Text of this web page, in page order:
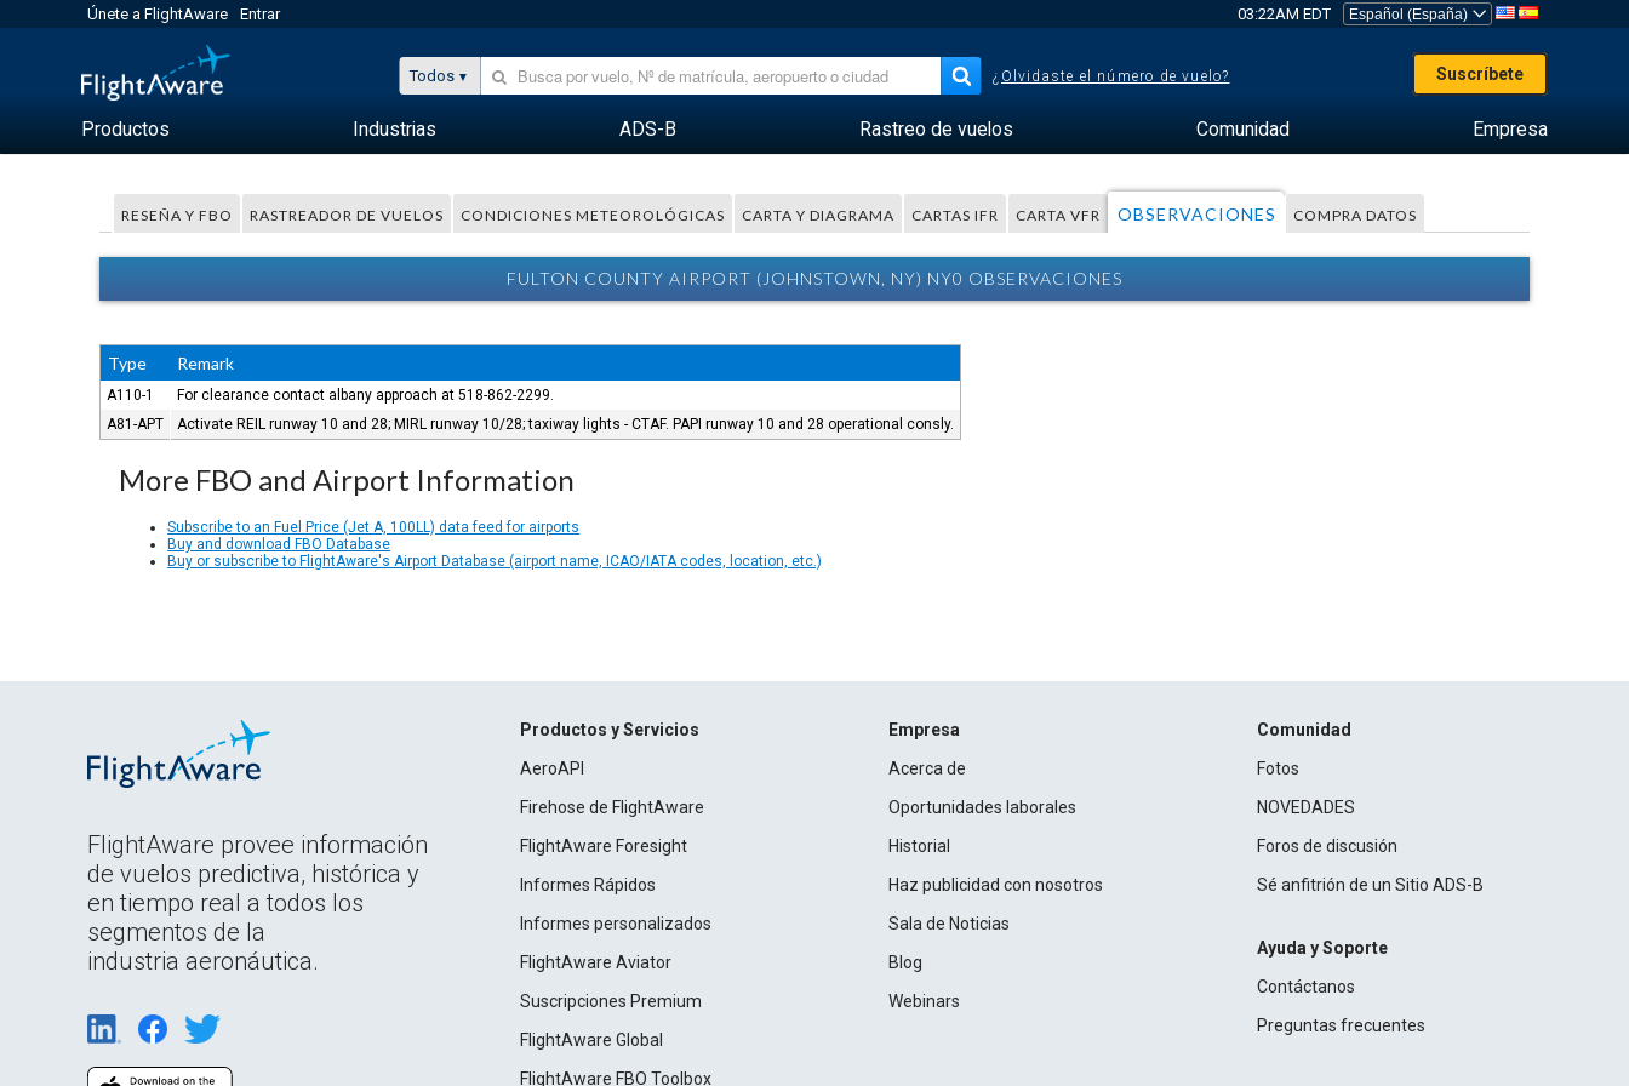
Únete a FlightAware Entrar 03:22AM EDT
Todos ¿Olvidaste el número de vuelo? Suscríbete
Productos Industrias ADS-B Rastreo de vuelos Comunidad Empresa
RESEÑA Y FBO RASTREADOR DE VUELOS CONDICIONES METEOROLÓGICAS CARTA Y DIAGRAMA CARTAS IFR CARTA VFR OBSERVACIONES COMPRA DATOS
FULTON COUNTY AIRPORT (JOHNSTOWN, NY) NY0 OBSERVACIONES
Type Remark
A110-1
For clearance contact albany approach at 518-862-2299.
A81-APT
Activate REIL runway 10 and 28; MIRL runway 10/28; taxiway lights - CTAF. PAPI runway 10 and 28 operational consly.
More FBO and Airport Information
Subscribe to an Fuel Price (Jet A, 100LL) data feed for airports
Buy and download FBO Database
Buy or subscribe to FlightAware's Airport Database (airport name, ICAO/IATA codes, location, etc.)
FlightAware provee información
de vuelos predictiva, histórica y
en tiempo real a todos los
segmentos de la
industria aeronáutica.
Productos y Servicios
AeroAPI
Firehose de FlightAware
FlightAware Foresight
Informes Rápidos
Informes personalizados
FlightAware Aviator
Suscripciones Premium
FlightAware Global
FlightAware FBO Toolbox
Empresa
Acerca de
Oportunidades laborales
Historial
Haz publicidad con nosotros
Sala de Noticias
Blog
Webinars
Comunidad
Fotos
NOVEDADES
Foros de discusión
Sé anfitrión de un Sitio ADS-B
Ayuda y Soporte
Contáctanos
Preguntas frecuentes